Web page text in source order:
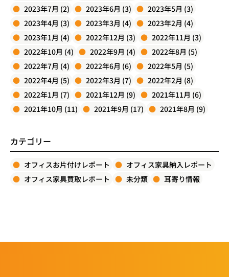
2023年7月 (2)
2023年6月 (3)
2023年5月 (3)
2023年4月 (3)
2023年3月 (4)
2023年2月 (4)
2023年1月 (4)
2022年12月 (3)
2022年11月 (3)
2022年10月 (4)
2022年9月 (4)
2022年8月 (5)
2022年7月 (4)
2022年6月 (6)
2022年5月 (5)
2022年4月 (5)
2022年3月 (7)
2022年2月 (8)
2022年1月 (7)
2021年12月 (9)
2021年11月 (6)
2021年10月 (11)
2021年9月 (17) 2021年8月 (9)
カテゴリー
オフィスお片付けレポート
オフィス家具納入レポート
オフィス家具買取レポート
未分類 耳寄り情報